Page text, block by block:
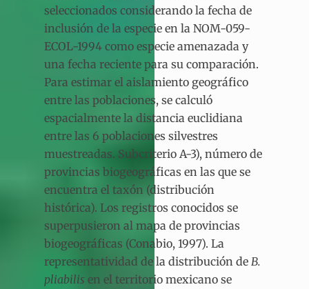
seleccionados considerando la fecha de
inclusión de la especie en la NOM-059-
ECOL-1994 como especie amenazada y
una fecha reciente para su comparación.
Para estimar el aislamiento geográfico
entre las poblaciones, se calculó
espacialmente la distancia euclidiana
entre las 6 poblaciones silvestres
muestreadas. Subcriterio A-3), número de
provincias biogeográficas en las que se
encuentra el taxón (distribución
histórica). Los registros conocidos se
superpusieron al mapa de provincias
biogeográficas (Conabio, 1997). La
representatividad de la distribución de B.
pliabilis en el territorio mexicano se